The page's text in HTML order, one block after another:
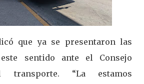
que ya se presentaron las
sentido ante el Consejo
transporte. “La estamos